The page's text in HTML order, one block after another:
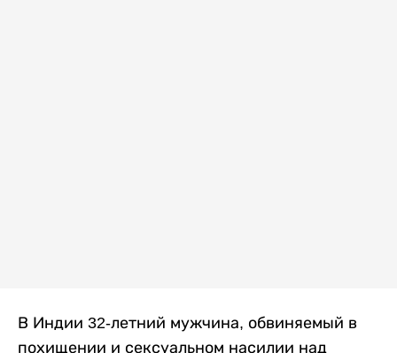
В Индии 32-летний мужчина, обвиняемый в
похищении и сексуальном насилии над